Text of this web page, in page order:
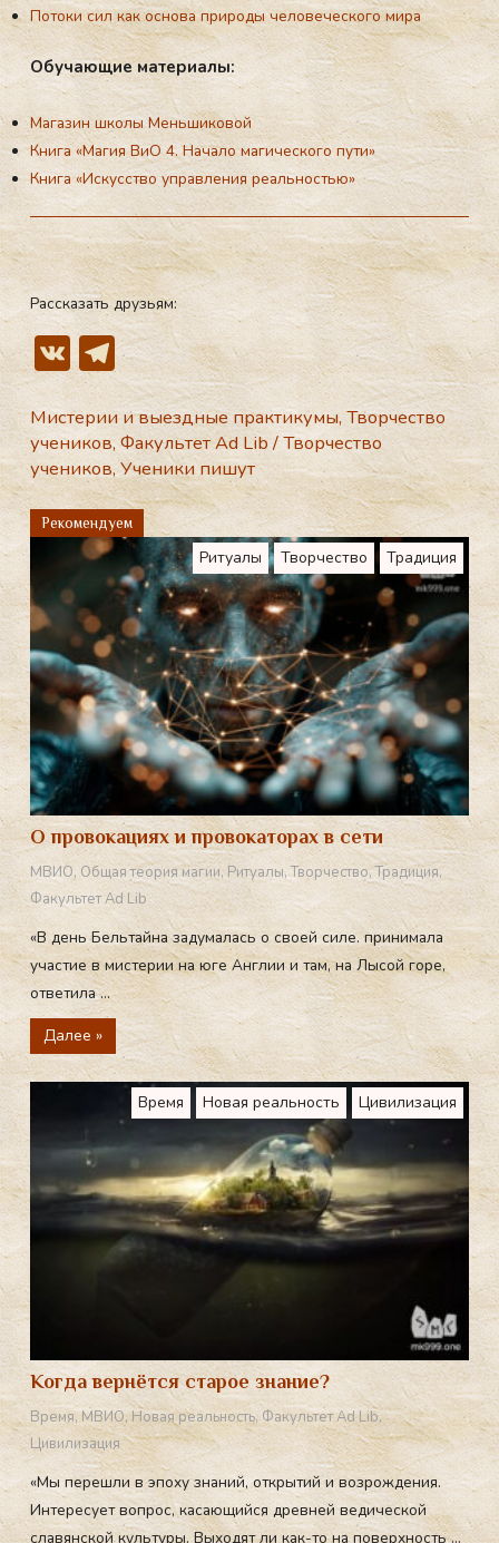
Потоки сил как основа природы человеческого мира
Обу­ча­ющие ма­те­ри­алы:
Магазин школы Меньшиковой
Книга «Магия ВиО 4. Начало магического пути»
Книга «Искусство управления реальностью»
Рассказать друзьям:
V
K
T
el
e
gr
a
m
Мистерии и выездные практикумы,Творчество
учеников,Факультет Ad Lib/Творчество
учеников,Ученики пишут
Рекомендуем
Ритуалы Творчество Традиция
О провокациях и провокаторах в сети
МВИО, Общая теория магии,Ритуалы,Творчество,Традиция,
Факультет Ad Lib
«В день Бельтайна задумалась о своей силе. принимала
участие в мистерии на юге Англии и там, на Лысой горе,
ответила ...
Далее »
Время Новая реальность Цивилизация
Когда вернётся старое знание?
Время,МВИО,Новая реальность, Факультет Ad Lib,
Цивилизация
«Мы перешли в эпоху знаний, открытий и возрождения.
Интересует вопрос, касающийся древней ведической
славянской культуры. Выходят ли как-то на поверхность ...